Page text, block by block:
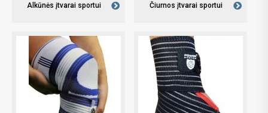
Alkūnės įtvarai sportui Čiurnos įtvarai sportui